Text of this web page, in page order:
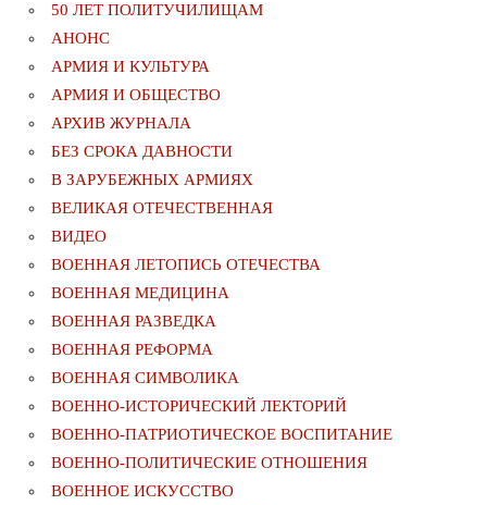
50 ЛЕТ ПОЛИТУЧИЛИЩАМ
АНОНС
АРМИЯ И КУЛЬТУРА
АРМИЯ И ОБЩЕСТВО
АРХИВ ЖУРНАЛА
БЕЗ СРОКА ДАВНОСТИ
В ЗАРУБЕЖНЫХ АРМИЯХ
ВЕЛИКАЯ ОТЕЧЕСТВЕННАЯ
ВИДЕО
ВОЕННАЯ ЛЕТОПИСЬ ОТЕЧЕСТВА
ВОЕННАЯ МЕДИЦИНА
ВОЕННАЯ РАЗВЕДКА
ВОЕННАЯ РЕФОРМА
ВОЕННАЯ СИМВОЛИКА
ВОЕННО-ИСТОРИЧЕСКИЙ ЛЕКТОРИЙ
ВОЕННО-ПАТРИОТИЧЕСКОЕ ВОСПИТАНИЕ
ВОЕННО-ПОЛИТИЧЕСКИE ОТНОШЕНИЯ
ВОЕННОЕ ИСКУССТВО